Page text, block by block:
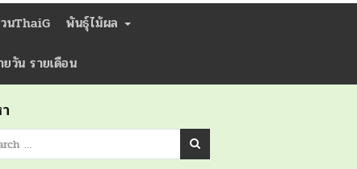
นThaiG
พันธุ์ไม้ผล
วัน รายเดือน